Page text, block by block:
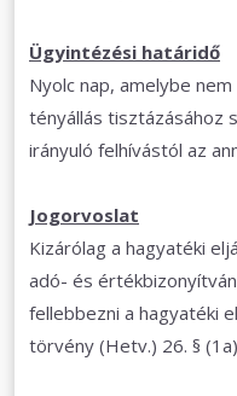
Ügyintézési határidő
Nyolc nap, amelybe
tényállás tisztázásához
irányuló felhívástól az
Jogorvoslat
Kizárólag a hagyatéki
adó- és
fellebbezni a hagyatéki
törvény (Hetv.) 26. §